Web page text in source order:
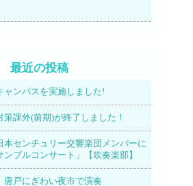
最近の投稿
ャンパスを実施しました!
策課外(前期)が終了しました！
本センチュリー交響楽団メンバーに
ンブルコンサート」【吹奏楽部】
唐戸にぎわい夜市で演奏